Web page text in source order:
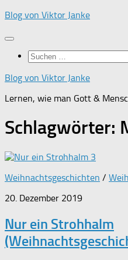
Zum
springen
Blog von Viktor Janke
Suchen
nach:
Blog von Viktor Janke
Lernen, wie man Gott &
Schlagwörter:
3
Weihnachtsgeschichten /
20. Dezember 2019
Nur ein Strohhalm